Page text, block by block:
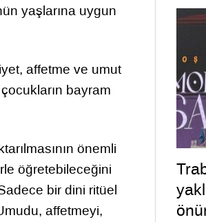
yaşlarına uygun
affetme ve umut
bayram
önemli
öğretebileceğini
bir dini ritüel
affetmeyi,